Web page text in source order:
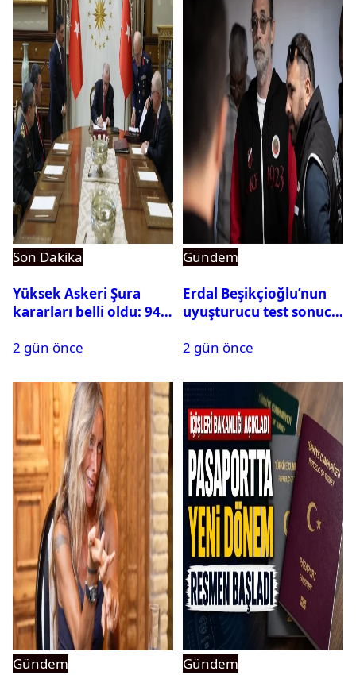
Son Dakika
Yüksek Askeri Şura
kararları belli oldu: 94
2 gün önce
Gündem
Erdal Beşikçioğlu’nun
uyuşturucu test sonucu
2 gün önce
Gündem
Gündem